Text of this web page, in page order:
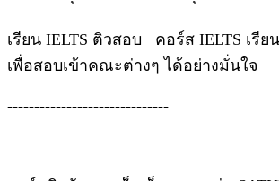
เรียน IELTS ติวสอบ คอร์ส IELTS เรี
เพื่อสอบเข้าคณะต่างๆ ได้อย่างมั่นใจ
------------------------------